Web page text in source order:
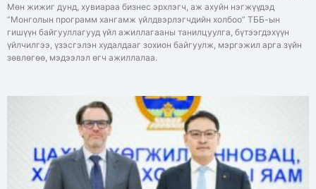
Мөн жижиг дунд, хувиараа бизнес эрхлэгч, аж ахуйн нэгжүүдэд
“Монголын программ хангамж үйлдвэрлэгчдийн холбоо” ТББ-ын
гишүүн байгууллагууд үйл ажиллагааны танилцуулга, бүтээгдэхүүн
үйлчилгээ, үзэсгэлэн худалдааг зохион байгуулж, мэргэжил арга зүйн
зөвлөгөө, мэдээлэл өгч ажиллалаа.